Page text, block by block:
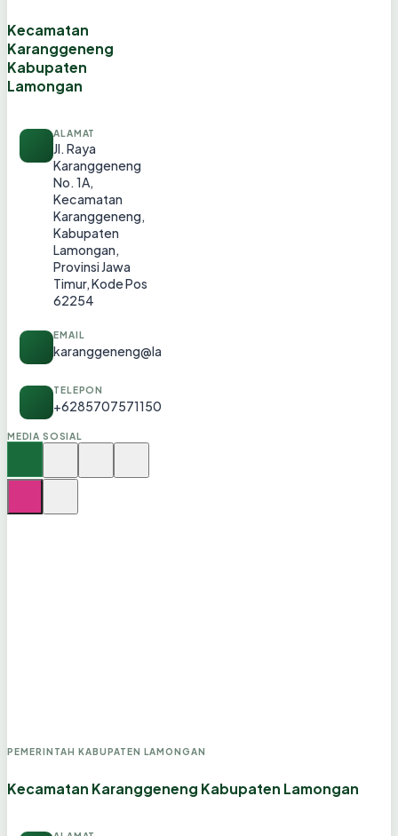
Kecamatan
Karanggeneng
Kabupaten
Lamongan
ALAMAT
Jl. Raya
Karanggeneng
No. 1A,
Kecamatan
Karanggeneng,
Kabupaten
Lamongan,
Provinsi Jawa
Timur, Kode Pos
62254
EMAIL
karanggeneng@lamongankab.go.id
TELEPON
+6285707571150
MEDIA SOSIAL
PEMERINTAH KABUPATEN LAMONGAN
Kecamatan Karanggeneng Kabupaten Lamongan